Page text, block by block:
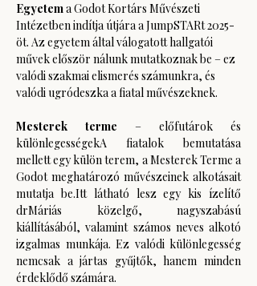
Egyetem a Godot Kortárs Művészeti
Intézetben indítja útjára a JumpSTARt 2025-
öt. Az egyetem által válogatott hallgatói
művek először nálunk mutatkoznak be – ez
valódi szakmai elismerés számunkra, és
valódi ugródeszka a fiatal művészeknek.
Mesterek terme – előfutárok és
különlegességekA fiatalok bemutatása
mellett egy külön terem, a Mesterek Terme a
Godot meghatározó művészeinek alkotásait
mutatja be.Itt látható lesz egy kis ízelítő
drMáriás közelgő, nagyszabású
kiállításából, valamint számos neves alkotó
izgalmas munkája. Ez valódi különlegesség
nemcsak a jártas gyűjtők, hanem minden
érdeklődő számára.